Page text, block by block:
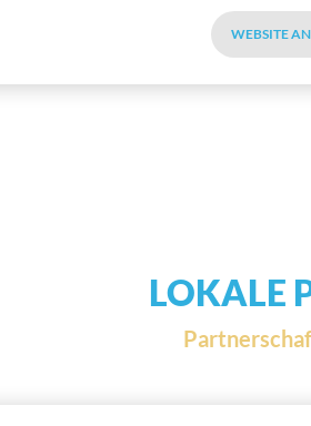
WEBSITE
LOKALE